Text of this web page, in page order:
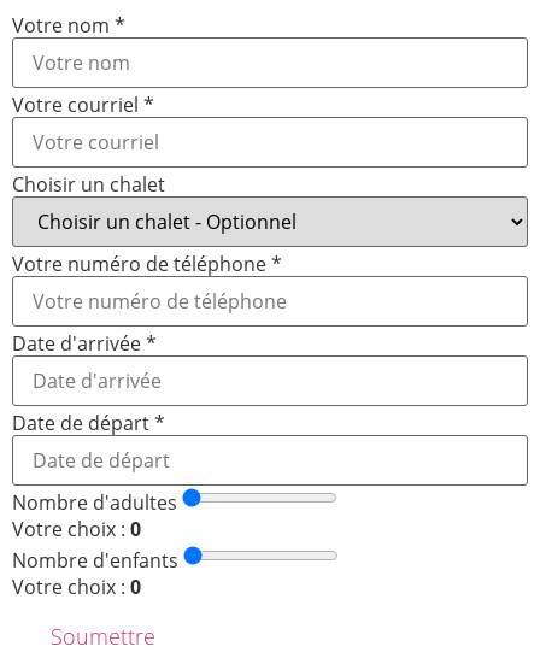
Choisir
Nombre
départ
Votre nom *
Votre courriel *
Choisir un chalet
Votre numéro de téléphone*
Date d'arrivée*
Date de départ*
Nombre d'adultes
Votre choix : 0
Nombre d'enfants
Votre choix : 0
Soumettre